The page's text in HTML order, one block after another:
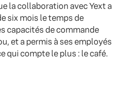
la collaboration avec Yext a
six mois le temps de
capacités de commande
et a permis à ses employés
qui compte le plus : le café.